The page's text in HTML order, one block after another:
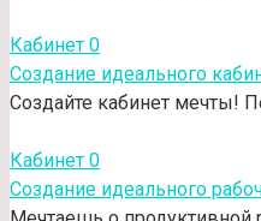
Кабинет 0
Создание идеального
Создайте кабинет мечты!
Кабинет 0
Создание идеального